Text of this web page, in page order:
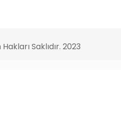
Saklıdır. 2023